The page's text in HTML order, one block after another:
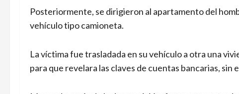
Posteriormente, se dirigieron al apartamento del
vehículo tipo camioneta.
La víctima fue trasladada en su vehículo a otra una
para que revelara las claves de cuentas bancarias, sin